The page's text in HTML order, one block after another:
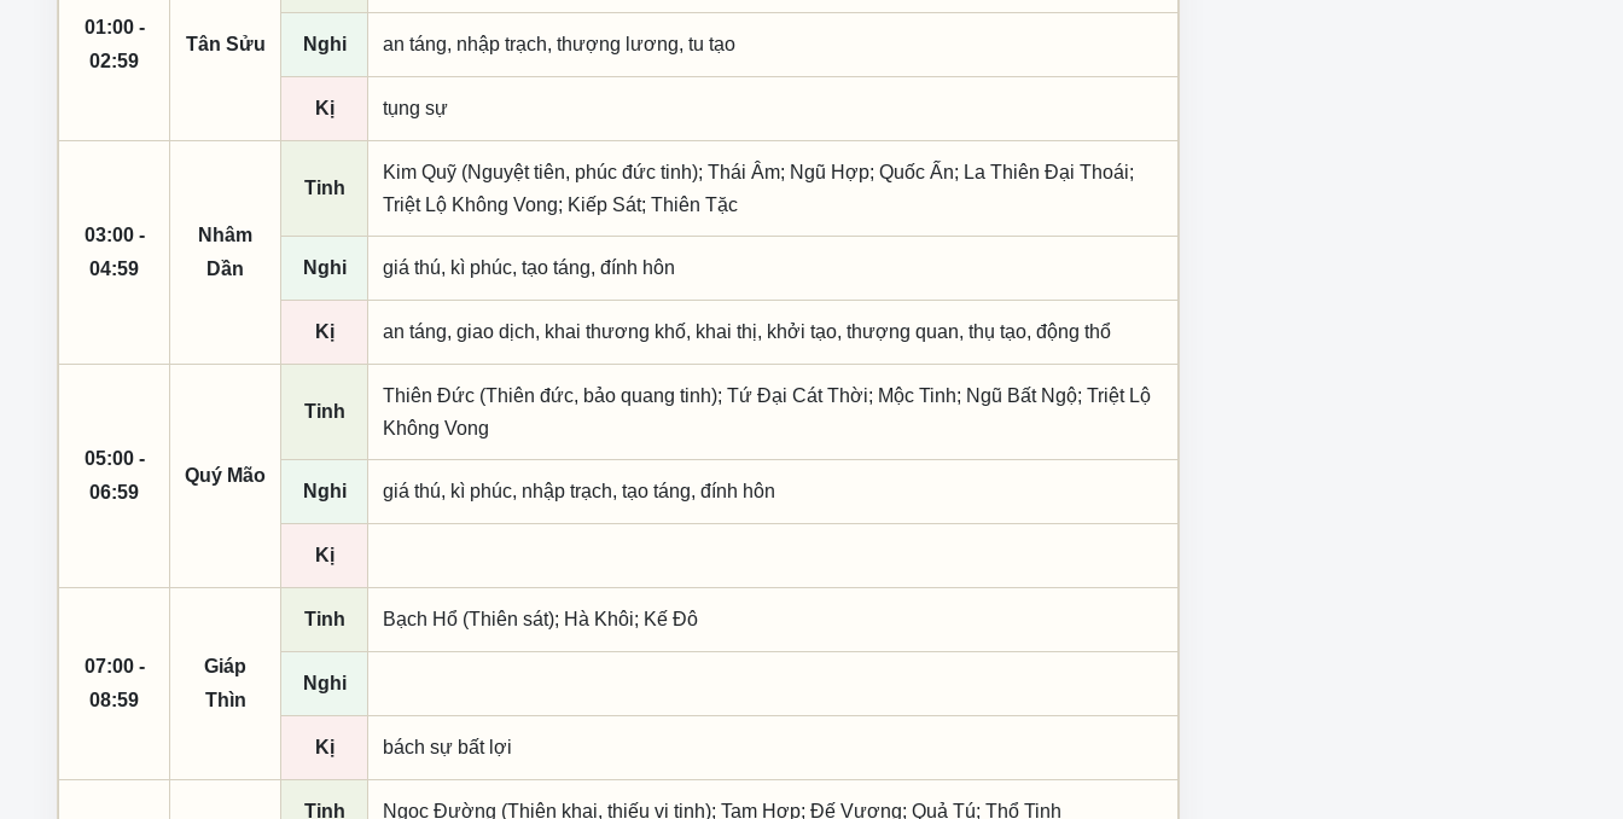
01:00 -
02:59
Tân Sửu Nghi an táng, nhập trạch, thượng lương, tu tạo
Kị tụng sự
03:00 -
04:59
Nhâm
Dần
Tinh
Kim Quỹ (Nguyệt tiên, phúc đức tinh); Thái Âm; Ngũ Hợp; Quốc Ấn; La Thiên Đại Thoái;
Triệt Lộ Không Vong; Kiếp Sát; Thiên Tặc
Nghi giá thú, kì phúc, tạo táng, đính hôn
Kị an táng, giao dịch, khai thương khố, khai thị, khởi tạo, thượng quan, thụ tạo, động thổ
05:00 -
06:59
Quý Mão
Tinh
Thiên Đức (Thiên đức, bảo quang tinh); Tứ Đại Cát Thời; Mộc Tinh; Ngũ Bất Ngộ; Triệt Lộ
Không Vong
Nghi giá thú, kì phúc, nhập trạch, tạo táng, đính hôn
Kị
07:00 -
08:59
Giáp
Thìn
Tinh Bạch Hổ (Thiên sát); Hà Khôi; Kế Đô
Nghi
Kị bách sự bất lợi
Tinh Ngọc Đường (Thiên khai, thiếu vi tinh); Tam Hợp; Đế Vượng; Quả Tú; Thổ Tinh